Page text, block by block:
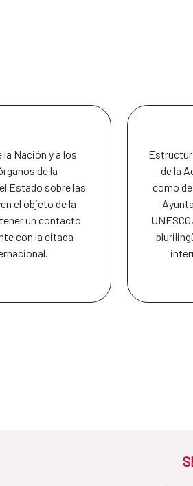
la Nación y a los
de la
Estado sobre las
el objeto de la
un contacto
con la citada
de la
como